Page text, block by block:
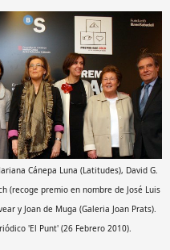
Cánepa Luna (Latitudes), David G.
(recoge premio en nombre de José Luis
y Joan de Muga (Galeria Joan Prats).
'El Punt' (26 Febrero 2010).